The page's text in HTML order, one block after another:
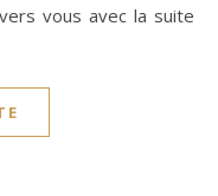
vous avec la suite